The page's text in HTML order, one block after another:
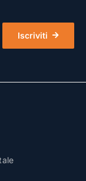
Iscriviti